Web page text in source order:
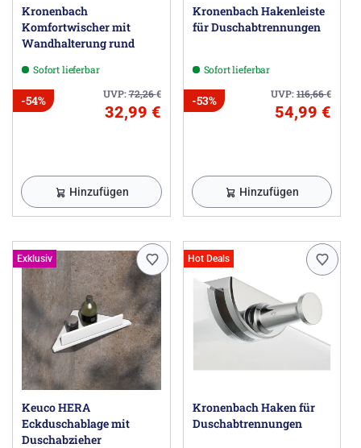
Kronenbach
Komfortwischer mit
Wandhalterung rund
Sofort lieferbar
UVP:72,26€
-54%
32,99 €
Hinzufügen
Kronenbach Hakenleiste
für Duschabtrennungen
Sofort lieferbar
UVP:116,66€
-53%
54,99 €
Hinzufügen
Exklusiv
Keuco HERA
Eckduschablage mit
Duschabzieher
Hot Deals
Kronenbach Haken für
Duschabtrennungen